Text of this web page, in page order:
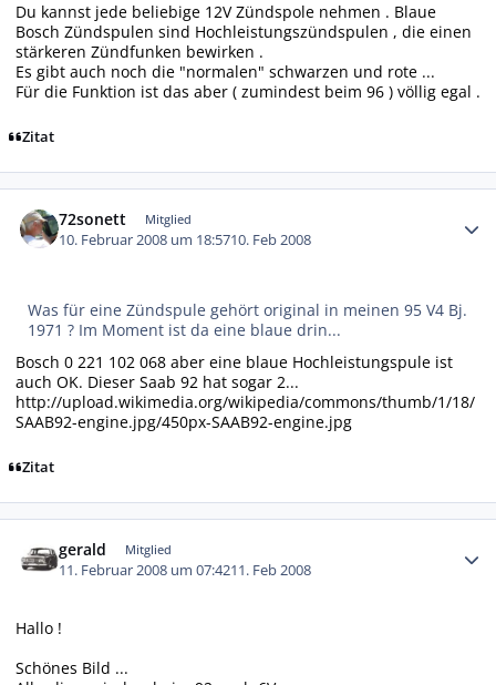
Du kannst jede beliebige 12V Zündspole nehmen . Blaue
Bosch Zündspulen sind Hochleistungszündspulen , die einen
stärkeren Zündfunken bewirken .
Es gibt auch noch die "normalen" schwarzen und rote ...
Für die Funktion ist das aber ( zumindest beim 96 ) völlig egal .
Zitat
72sonett Mitglied
10. Februar 2008 um 18:5710. Feb 2008
Was für eine Zündspule gehört original in meinen 95 V4 Bj.
1971 ? Im Moment ist da eine blaue drin...
Bosch 0 221 102 068 aber eine blaue Hochleistungspule ist
auch OK. Dieser Saab 92 hat sogar 2...
http://upload.wikimedia.org/wikipedia/commons/thumb/1/18/
SAAB92-engine.jpg/450px-SAAB92-engine.jpg
Zitat
gerald Mitglied
11. Februar 2008 um 07:4211. Feb 2008
Hallo !
Schönes Bild ...